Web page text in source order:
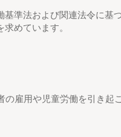
基準法および関連法令に基
めています。
の雇用や児童労働を引き起